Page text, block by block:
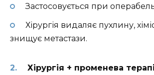
Застосовується при
Хірургія видаляє пухлину,
знищує метастази.
Хірургія + променева